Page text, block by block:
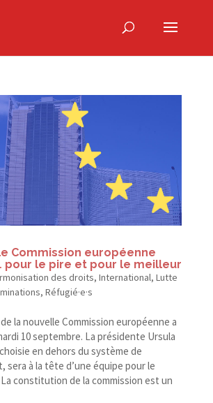
Commission européenne
pour le pire et pour le meilleur
des droits, International, Lutte
, Réfugié·e·s
la nouvelle Commission européenne a
10 septembre. La présidente Ursula
en dehors du système de
sera à la tête d’une équipe pour le
constitution de la commission est un